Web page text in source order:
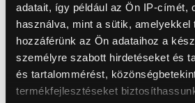
adatait, így például az Ön IP-címét,
használva, mint a sütik, amelyekkel
hozzáférünk az Ön adataihoz a
személyre szabott hirdetéseket és
és tartalommérést,
termékfejlesztéseket